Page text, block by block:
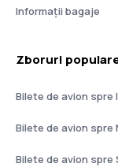
Informații bagaje
Zboruri
Bilete de avion spre
Bilete de avion spre
Bilete de avion spre